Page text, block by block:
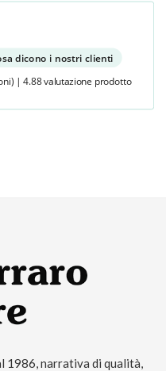
dicono i nostri clienti
| 4.88 valutazione prodotto
1986, narrativa di qualità,